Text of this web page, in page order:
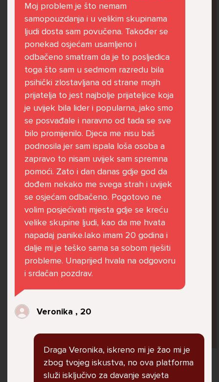
Već 6 godina u školi nekoliko cura iz mog
razreda me izbacuju iz zajedničkih aktivnosti
te me iskorištavaju. Dečki iz mojeg razreda mi
govore da sam glupača te me preko discorda
vrijeđaju jer sam niska te mi govore da se
ubijem. Prije mjesec dana su me istukli kod
parka iz čistog mira dok sam prolazila sa
svojim susjedama i malim psom. Stalno u
krevet idem plačući. Nesvjesno te zbog
ljutnje sam se počela tući po nogama no
prestala sam jer me važna osoba potaknula
na to. Prije toga svega nakon nekoliko godina
prijateljstva ostavila me najbolja prijateljica
nisam htjela ići u školu jer me to sve jako
pogodilo. Cyber bulyala me preko snapchata
i drugih drugih društvenih mreža. Sad opet
razgovaramo no jako teško. Stalno provodim
vrijeme učeći ili trenirajući moje pse jako sam
vezana za njih te ih jako volim Često
razgovaram s mamom no ne želim joj sve reći
jer me ne shvaća. Ponekad želim skočiti sa
balkona svoje kuće. Neznam što da više
radim.
Moj problem je što nemam
samopouzdanja i u velikim skupinama
ljudi dosta sam povučena. Također se
ponekad osjećam usamljeno i
odbačeno smatram da je to posljedica
toga što sam u sedmom razredu bila
psihički zlostavljana od strane mojih
prijatelja to jest najbolje prijateljice koja
je uvijek bila lider i popularna, jako smo
se posvađale i naravno od tada se sve
bilo promijenilo. Djeca me nisu baš
podnosila jer sam ispala loša osoba a
zapravo to nisam uvijek sam spremna
pomoći. Zato i dan danas gdje god da
dođem nekako me svega strah i uvijek
se osjećam odbačeno. Pogotovo ne
volim posjećivati mjesta gdje se kreću
velike skupine ljudi, kao da me hvata
napadaj panike.Iako imam 20 godina i
dalje mi je teško sama sa sobom riješiti
probleme. Unaprijed hvala na odgovoru
i srdačan pozdrav.
Veronika , 20
Draga Veronika, iskreno mi je žao mi je
zbog tvojeg iskustva, no ova platforma
služi isključivo za davanje savjeta